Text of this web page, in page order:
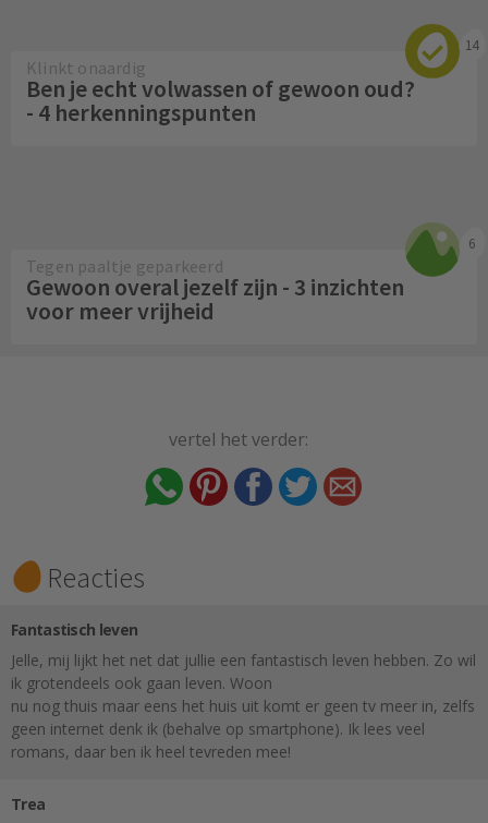
14
Klinkt onaardig
Ben je echt volwassen of gewoon oud?
- 4 herkenningspunten
6
Tegen paaltje geparkeerd
Gewoon overal jezelf zijn - 3 inzichten
voor meer vrijheid
vertel het verder:
Reacties
Fantastisch leven
Jelle, mij lijkt het net dat jullie een fantastisch leven hebben. Zo wil
ik grotendeels ook gaan leven. Woon
nu nog thuis maar eens het huis uit komt er geen tv meer in, zelfs
geen internet denk ik (behalve op smartphone). Ik lees veel
romans, daar ben ik heel tevreden mee!
Trea